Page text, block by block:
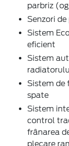
parbriz
Senzori
Sistem
eficient
Sistem
Sistem de
spate
Sistem
control
frânarea
plecare